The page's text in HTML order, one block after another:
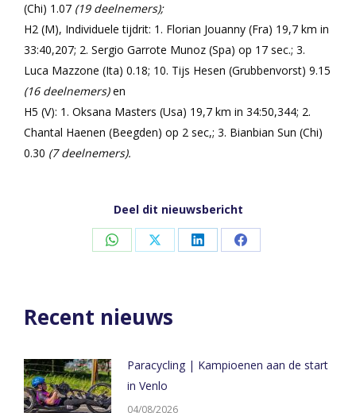
(Chi) 1.07 (19 deelnemers);
H2 (M), Individuele tijdrit: 1. Florian Jouanny (Fra) 19,7 km in
33:40,207; 2. Sergio Garrote Munoz (Spa) op 17 sec.; 3.
Luca Mazzone (Ita) 0.18; 10. Tijs Hesen (Grubbenvorst) 9.15
(16 deelnemers)en
H5 (V): 1. Oksana Masters (Usa) 19,7 km in 34:50,344; 2.
Chantal Haenen (Beegden) op 2 sec,; 3. Bianbian Sun (Chi)
0.30 (7 deelnemers).
Deel dit nieuwsbericht
Share Share Share Share
Recent nieuws
Paracycling | Kampioenen aan de start
in Venlo
04/08/2026